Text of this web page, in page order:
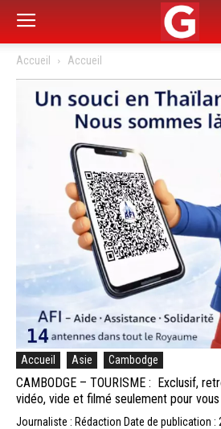
Accueil Accueil
Accueil Asie Cambodge
CAMBODGE – TOURISME : Exclusif,
vidéo, vide et filmé seulement pour
Journaliste : Rédaction Date de publication :